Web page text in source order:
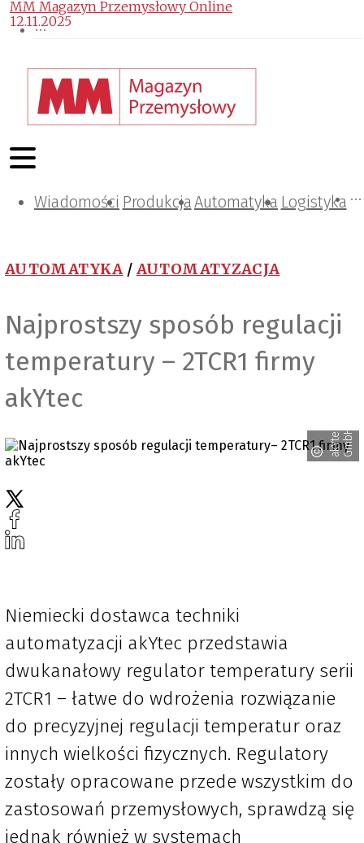
Wiadomości ProdukcjaAutomatyka Logistyka
Projektowanie i konstrukcje
Zarządzanie i IT
Tematy specjalne
AUTOMATYKA / AUTOMATYZACJA
Najprostszy sposób regulacji
temperatury – 2TCR1 firmy
akYtec
a
k
Y
t
e
c
G
m
bH
MM Magazyn Przemysłowy Online
12.11.2025
Niemiecki dostawca techniki
automatyzacji akYtec przedstawia
dwukanałowy regulator temperatury serii
2TCR1 – łatwe do wdrożenia rozwiązanie
do precyzyjnej regulacji temperatur oraz
innych wielkości fizycznych. Regulatory
zostały opracowane przede wszystkim do
zastosowań przemysłowych, sprawdzą się
jednak również w systemach